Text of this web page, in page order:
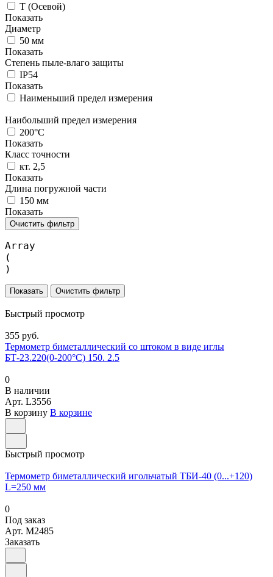
Т (Осевой)
Показать
Диаметр
50 мм
Показать
Степень пыле-влаго защиты
IP54
Показать
Наименьший предел измерения
Наибольший предел измерения
200°C
Показать
Класс точности
кт. 2,5
Показать
Длина погружной части
150 мм
Показать
Очистить фильтр
Array
(
Очистить фильтр
Быстрый просмотр
355 руб.
Термометр биметаллический со штоком в виде иглы
БТ-23.220(0-200°С) 150. 2.5
0
В наличии
Арт. L3556
В корзину В корзине
Быстрый просмотр
Термометр биметаллический игольчатый ТБИ-40 (0...+120)
L=250 мм
0
Под заказ
Арт. M2485
Заказать